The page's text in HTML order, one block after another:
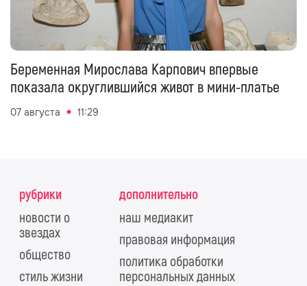
Беременная Мирослава Карпович впервые
показала округлившийся живот в мини-платье
07 августа 11:29
рубрики
новости о
звездах
общество
стиль жизни
дополнительно
наш медиакит
правовая информация
политика обработки
персональных данных